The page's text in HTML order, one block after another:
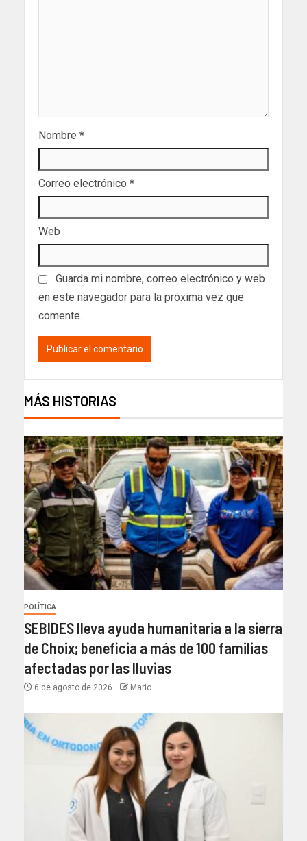
Nombre *
Correo electrónico *
Web
Guarda mi nombre, correo electrónico y web
en este navegador para la próxima vez que
comente.
MÁS HISTORIAS
POLÍTICA
SEBIDES lleva ayuda humanitaria a la sierra
de Choix; beneficia a más de 100 familias
afectadas por las lluvias
6 de agosto de 2026 Mario